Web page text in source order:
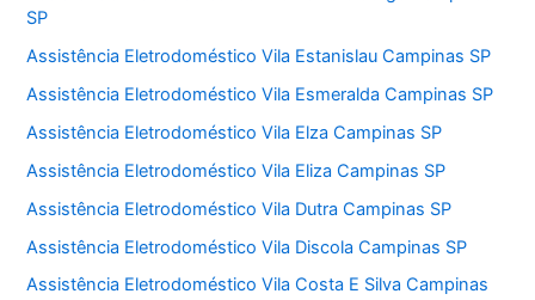
SP
Assistência Eletrodoméstico Vila Estanislau Campinas SP
Assistência Eletrodoméstico Vila Esmeralda Campinas SP
Assistência Eletrodoméstico Vila Elza Campinas SP
Assistência Eletrodoméstico Vila Eliza Campinas SP
Assistência Eletrodoméstico Vila Dutra Campinas SP
Assistência Eletrodoméstico Vila Discola Campinas SP
Assistência Eletrodoméstico Vila Costa E Silva Campinas